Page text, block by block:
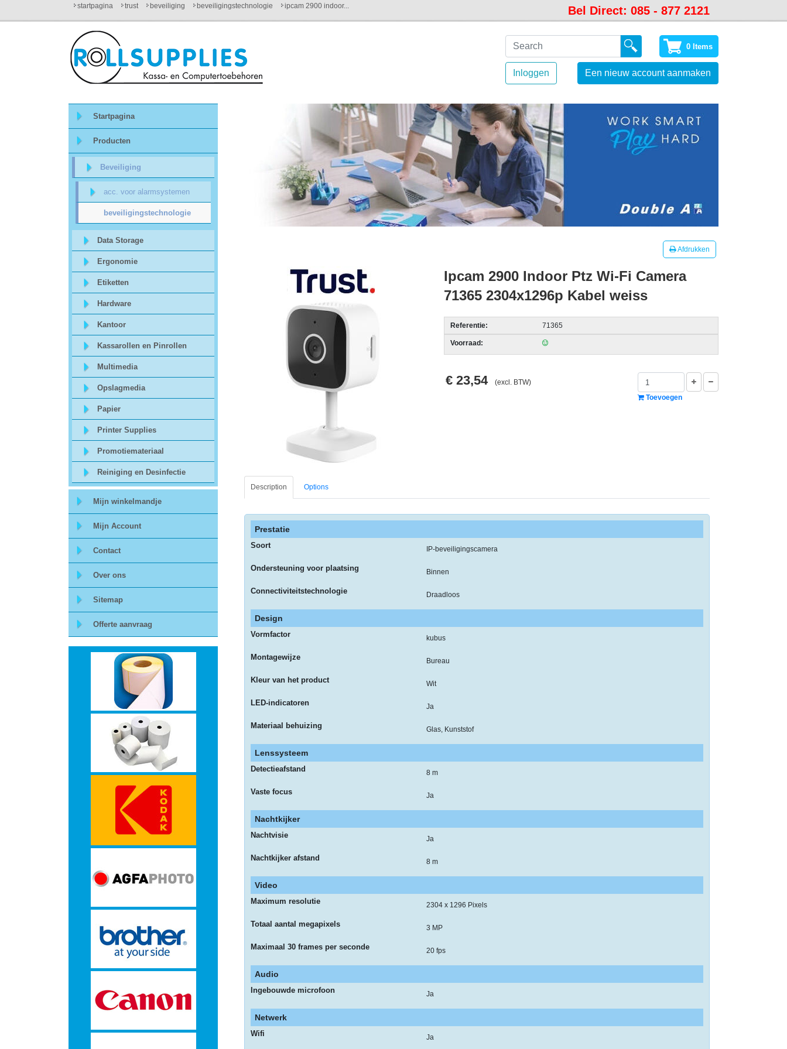
startpagina trust beveiliging beveiligingstechnologie ipcam 2900 indoor... Bel Direct: 085 - 877 2121
0 Items
Inloggen Een nieuw account aanmaken
Startpagina
winkelmandje
Sitemap
Categorieën
Beveiliging
alarmsystemen
beveiligingstechnologie
Storage
Cartridges
Ergonomische
Tablethouders
Startpagina
Producten
Beveiliging
acc. voor alarmsystemen
beveiligingstechnologie
Data Storage
Ergonomie
Etiketten
Hardware
Kantoor
Kassarollen en Pinrollen
Multimedia
Opslagmedia
Papier
Printer Supplies
Promotiemateriaal
Reiniging en Desinfectie
Mijn winkelmandje
Mijn Account
Contact
Over ons
Sitemap
Offerte aanvraag
Afdrukken
Ipcam 2900 Indoor Ptz Wi-Fi Camera
71365 2304x1296p Kabel weiss
Referentie: 71365
Voorraad:
€ 23,54(excl. BTW)
Toevoegen
Description Options
Prestatie
Soort IP-beveiligingscamera
Ondersteuning voor plaatsing Binnen
Connectiviteitstechnologie Draadloos
Design
Vormfactor kubus
Montagewijze Bureau
Kleur van het product Wit
LED-indicatoren Ja
Materiaal behuizing Glas, Kunststof
Lenssysteem
Detectieafstand 8 m
Vaste focus Ja
Nachtkijker
Nachtvisie Ja
Nachtkijker afstand 8 m
Video
Maximum resolutie 2304 x 1296 Pixels
Totaal aantal megapixels 3 MP
Maximaal 30 frames per seconde 20 fps
Audio
Ingebouwde microfoon Ja
Netwerk
Wifi Ja